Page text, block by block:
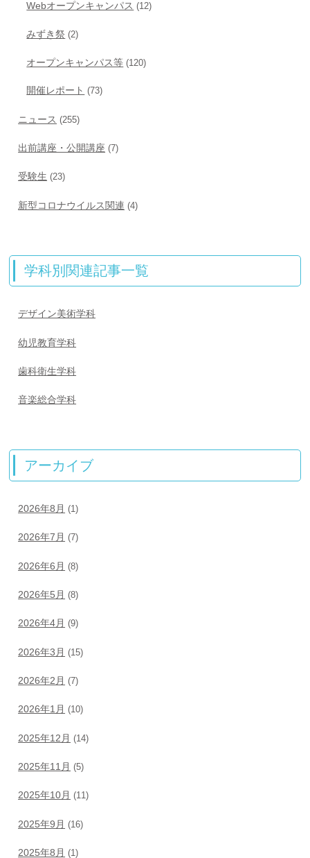
Webオープンキャンパス (12)
みずき祭 (2)
オープンキャンパス等 (120)
開催レポート (73)
ニュース (255)
出前講座・公開講座 (7)
受験生 (23)
新型コロナウイルス関連 (4)
学科別関連記事一覧
デザイン美術学科
幼児教育学科
歯科衛生学科
音楽総合学科
アーカイブ
2026年8月 (1)
2026年7月 (7)
2026年6月 (8)
2026年5月 (8)
2026年4月 (9)
2026年3月 (15)
2026年2月 (7)
2026年1月 (10)
2025年12月 (14)
2025年11月 (5)
2025年10月 (11)
2025年9月 (16)
2025年8月 (1)